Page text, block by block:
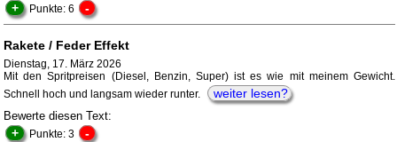
+ Punkte: 6 -
Rakete / Feder Effekt
Dienstag, 17. März 2026
Mit den Spritpreisen (Diesel, Benzin, Super) ist es wie mit meinem Gewicht.
Schnell hoch und langsam wieder runter.
weiter lesen?
Bewerte diesen Text:
+ Punkte: 3 -